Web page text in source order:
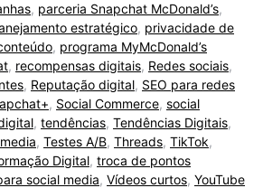
, parceria Snapchat McDonald’s,
estratégico, privacidade de
, programa MyMcDonald’s
, recompensas digitais, Redes sociais,
, Reputação digital, SEO para redes
, Social Commerce, social
, tendências, Tendências Digitais,
, Testes A/B, Threads, TikTok,
Digital, troca de pontos
social media, Vídeos curtos, YouTube